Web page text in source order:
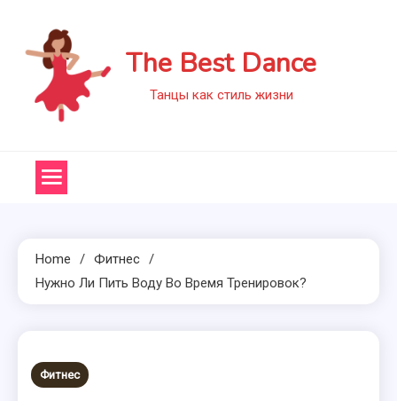
content
The Best Dance
Танцы как стиль жизни
Home
Фитнес
Нужно Ли Пить Воду Во Время Тренировок?
Фитнес